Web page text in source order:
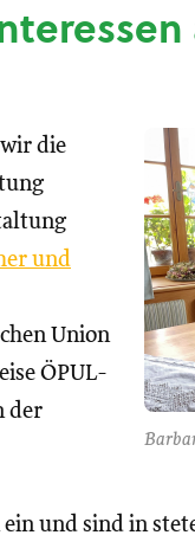
die
und
Union
ÖPUL-
der
und sind in